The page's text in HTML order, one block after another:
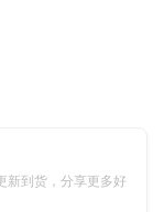
新到货，分享更多好